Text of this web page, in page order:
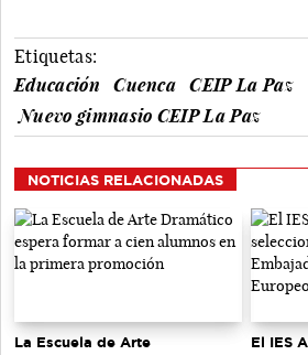
Etiquetas:
Educación
Cuenca
CEIP La Paz
Nuevo gimnasio CEIP La Paz
NOTICIAS RELACIONADAS
La Escuela de Arte
El IES